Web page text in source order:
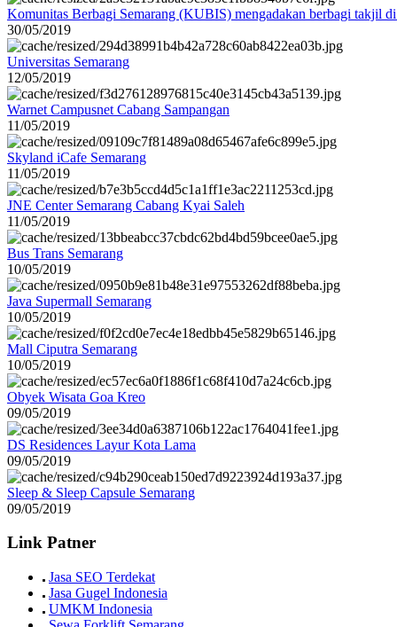
Komunitas Berbagi Semarang (KUBIS) mengadakan berbagi takjil
30/05/2019
Universitas Semarang
12/05/2019
Warnet Campusnet Cabang Sampangan
11/05/2019
Skyland iCafe Semarang
11/05/2019
JNE Center Semarang Cabang Kyai Saleh
11/05/2019
Bus Trans Semarang
10/05/2019
Java Supermall Semarang
10/05/2019
Mall Ciputra Semarang
10/05/2019
Obyek Wisata Goa Kreo
09/05/2019
DS Residences Layur Kota Lama
09/05/2019
Sleep & Sleep Capsule Semarang
09/05/2019
Link Patner
Jasa SEO Terdekat
Jasa Gugel Indonesia
UMKM Indonesia